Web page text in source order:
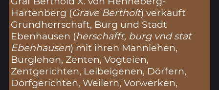
Hartenberg (Grave Bertholt) verkauft
Grundherrschaft, Burg und Stadt
Ebenhausen (herschafft, burg vnd stat
Ebenhausen) mit ihren Mannlehen,
Burglehen, Zenten, Vogteien,
Zentgerichten, Leibeigenen, Dörfern,
Dorfgerichten, Weilern, Vorwerken,